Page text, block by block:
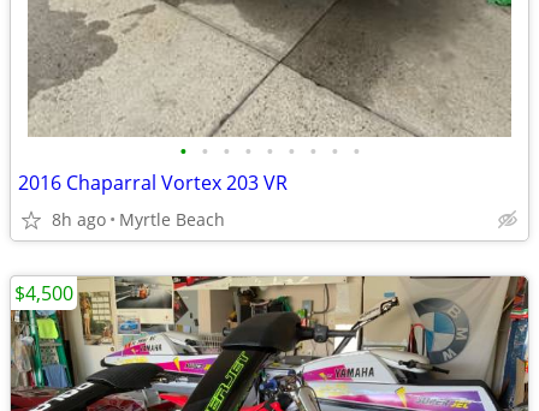
• • • • • • • • •
2016 Chaparral Vortex 203 VR
8h ago Myrtle Beach
$4,500